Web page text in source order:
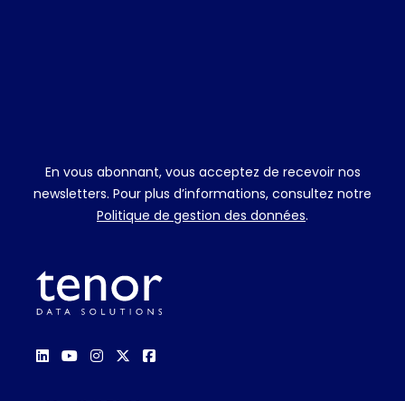
En vous abonnant, vous acceptez de recevoir nos
newsletters. Pour plus d’informations, consultez notre
Politique de gestion des données.